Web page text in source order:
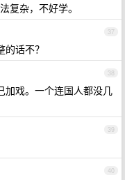
复杂，不好学。
37
话不？
38
加戏。一个连国人都没几
39
40